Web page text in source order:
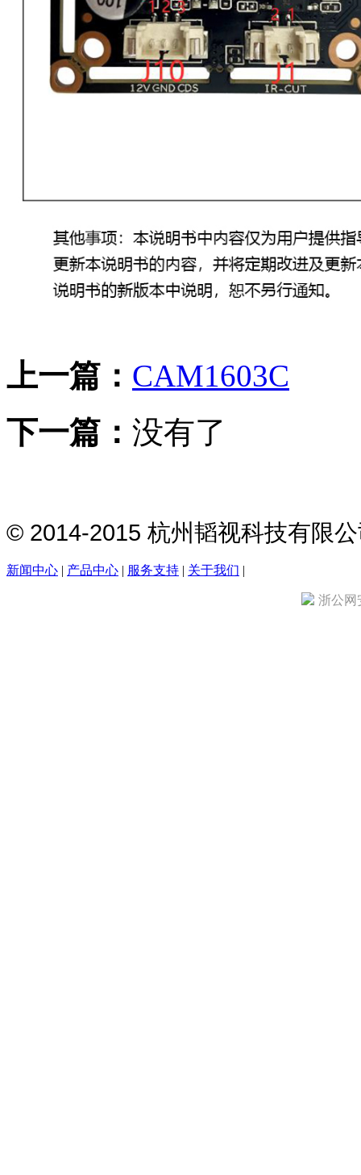
上一篇： CAM1603C
下一篇： 没有了
© 2014-2015 杭州韬视科技有限
新闻中心 | 产品中心 | 服务支持 | 关于我们 |
浙公网